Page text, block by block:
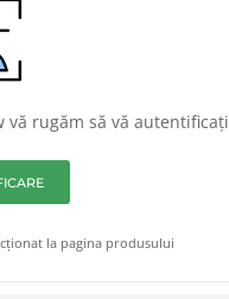
vă rugăm să vă autentificați
la pagina produsului